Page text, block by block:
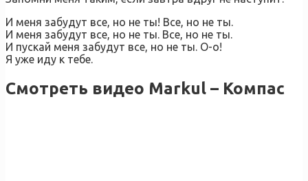
И меня забудут все, но не ты! Все, но не ты.
И меня забудут все, но не ты. Все, но не ты.
И пускай меня забудут все, но не ты. О-о!
Я уже иду к тебе.
Смотреть видео Markul – Компас